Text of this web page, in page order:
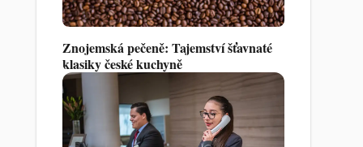
Znojemská pečeně: Tajemství šťavnaté
klasiky české kuchyně